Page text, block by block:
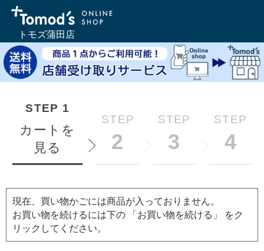
トモズ蒲田店
STEP 1
カートを
見る
STEP
2
STEP
3
STEP
4
現在、買い物かごには商品が入っておりません。
お買い物を続けるには下の 「お買い物を続ける」 をク
リックしてください。